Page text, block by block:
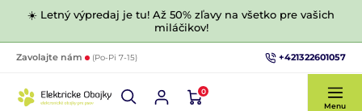
☀️ Letný výpredaj je tu! Až 50% zľavy na všetko pre vašich
miláčikov!
Zavolajte nám (Po-Pi 7-15) +421322601057
0
Menu